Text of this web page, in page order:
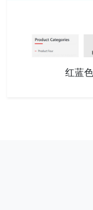
红蓝